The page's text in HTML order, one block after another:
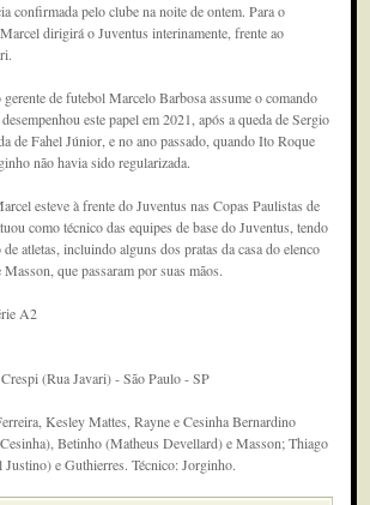
confirmada pelo clube na noite de ontem. Para o
dirigirá o Juventus interinamente, frente ao
gerente de futebol Marcelo Barbosa assume o comando
este papel em 2021, após a queda de Sergio
de Fahel Júnior, e no ano passado, quando Ito Roque
não havia sido regularizada.
esteve à frente do Juventus nas Copas Paulistas de
como técnico das equipes de base do Juventus, tendo
atletas, incluindo alguns dos pratas da casa do elenco
que passaram por suas mãos.
A2
(Rua Javari) - São Paulo - SP
Kesley Mattes, Rayne e Cesinha Bernardino
Betinho (Matheus Devellard) e Masson; Thiago
e Guthierres. Técnico: Jorginho.